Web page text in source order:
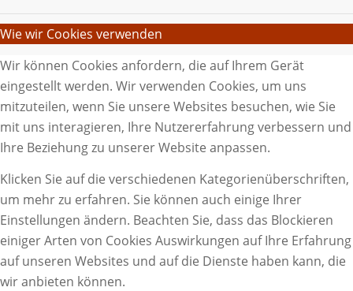
Wie wir Cookies verwenden
Wir können Cookies anfordern, die auf Ihrem Gerät
eingestellt werden. Wir verwenden Cookies, um uns
mitzuteilen, wenn Sie unsere Websites besuchen, wie Sie
mit uns interagieren, Ihre Nutzererfahrung verbessern und
Ihre Beziehung zu unserer Website anpassen.
Klicken Sie auf die verschiedenen Kategorienüberschriften,
um mehr zu erfahren. Sie können auch einige Ihrer
Einstellungen ändern. Beachten Sie, dass das Blockieren
einiger Arten von Cookies Auswirkungen auf Ihre Erfahrung
auf unseren Websites und auf die Dienste haben kann, die
wir anbieten können.